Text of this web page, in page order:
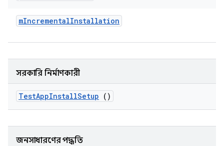
mIncrementalInstallation
সরকারি নির্মাণকারী
TestAppInstallSetup ()
জনসাধারণের পদ্ধতি